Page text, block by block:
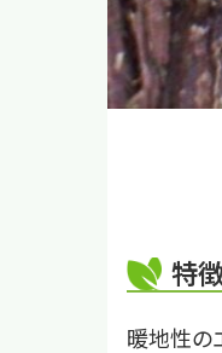
特
暖地性の